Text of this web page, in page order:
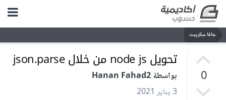
جافا سكريبت
0
تحويل node js من خلال json.parse
بواسطة Hanan Fahad2
3 يناير 2021